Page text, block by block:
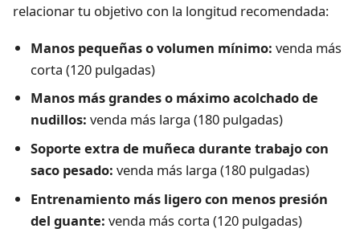
relacionar tu objetivo con la longitud recomendada:
Manos pequeñas o volumen mínimo: venda más
corta (120 pulgadas)
Manos más grandes o máximo acolchado de
nudillos: venda más larga (180 pulgadas)
Soporte extra de muñeca durante trabajo con
saco pesado: venda más larga (180 pulgadas)
Entrenamiento más ligero con menos presión
del guante: venda más corta (120 pulgadas)